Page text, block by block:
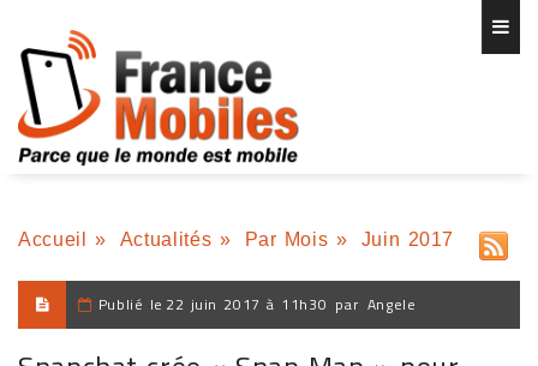
Accueil » Actualités » Par Mois » Juin 2017
Publié le 22 juin 2017 à 11h30 par Angele